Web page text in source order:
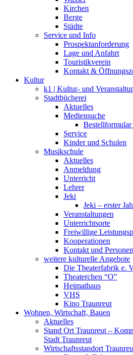
Kirchen
Berge
Städte
Service und Info
Prospektanforderung
Lage und Anfahrt
Touristikverein
Kontakt &
Kultur
k1 | Kultur- und
Stadtbücherei
Aktuelles
Mediensuche
Bestellformular
Service
Kinder und Schulen
Musikschule
Aktuelles
Anmeldung
Unterricht
Lehrer
Jeki
Jeki – erster
Veranstaltungen
Unterrichtsorte
Freiwillige
Kooperationen
Kontakt und Personen
weitere kulturelle Angebote
Die Theaterfabrik e.
Theaterchen “O”
Heimathaus
VHS
Kino Traunreut
Wohnen, Wirtschaft, Bauen
Aktuelles
Stand Ort Traunreut –
Stadt Traunreut
Wirtschaftsstandort